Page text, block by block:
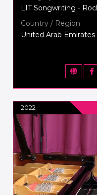
LIT Songwriting -
Country / Region
United Arab Emirates
2022